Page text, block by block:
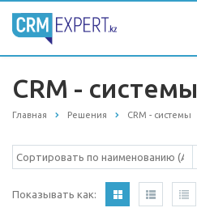
CRM - системы
Главная Решения CRM - системы
Показывать как: